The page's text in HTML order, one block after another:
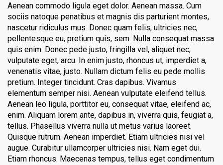
Aenean commodo ligula eget dolor. Aenean massa. Cum
sociis natoque penatibus et magnis dis parturient montes,
nascetur ridiculus mus. Donec quam felis, ultricies nec,
pellentesque eu, pretium quis, sem. Nulla consequat massa
quis enim. Donec pede justo, fringilla vel, aliquet nec,
vulputate eget, arcu. In enim justo, rhoncus ut, imperdiet a,
venenatis vitae, justo. Nullam dictum felis eu pede mollis
pretium. Integer tincidunt. Cras dapibus. Vivamus
elementum semper nisi. Aenean vulputate eleifend tellus.
Aenean leo ligula, porttitor eu, consequat vitae, eleifend ac,
enim. Aliquam lorem ante, dapibus in, viverra quis, feugiat a,
tellus. Phasellus viverra nulla ut metus varius laoreet.
Quisque rutrum. Aenean imperdiet. Etiam ultricies nisi vel
augue. Curabitur ullamcorper ultricies nisi. Nam eget dui.
Etiam rhoncus. Maecenas tempus, tellus eget condimentum